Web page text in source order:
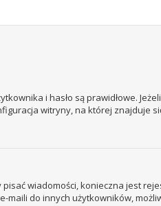
i hasło są prawidłowe.
witryny, na której znajduje
wiadomości, konieczna jest
maili do innych użytkowników,